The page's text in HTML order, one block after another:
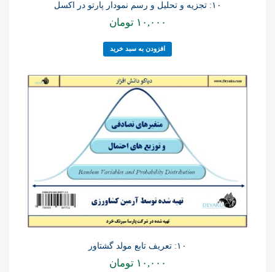
۱۰: تجزیه و تحلیل و رسم نمودار پارتو در اکسل
۱۰,۰۰۰ تومان
افزودن به سبد خرید
۱۰: تعریف تابع مولد گشتاور
۱۰,۰۰۰ تومان